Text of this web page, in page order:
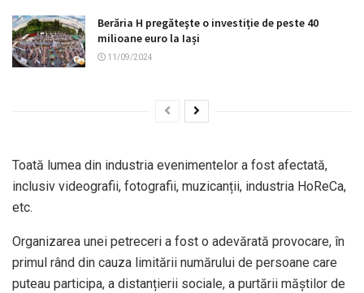
Berăria H pregăteşte o investiție de peste 40
milioane euro la Iași
11/09/2024
Toată lumea din industria evenimentelor a fost afectată,
inclusiv videografii, fotografii, muzicanții, industria HoReCa,
etc.
Organizarea unei petreceri a fost o adevărată provocare, în
primul rând din cauza limitării numărului de persoane care
puteau participa, a distanțierii sociale, a purtării măștilor de